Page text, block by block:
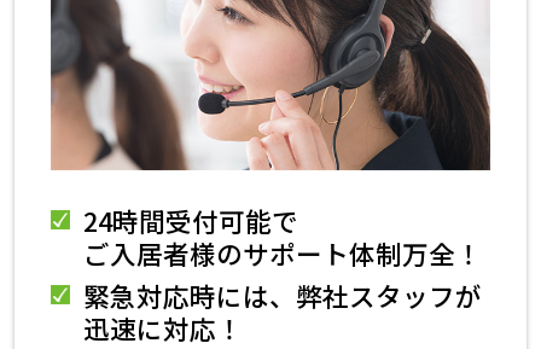
24時間受付可能で
ご入居者様のサポート体制万全！
緊急対応時には、弊社スタッフが
迅速に対応！